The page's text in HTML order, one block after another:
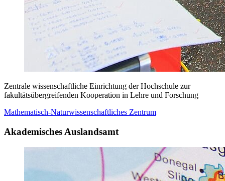
Zentrale wissenschaftliche Einrichtung der Hochschule zur
fakultätsübergreifenden Kooperation in Lehre und Forschung
Mathematisch-Natur­wissenschaftliches Zentrum
Akademisches Auslandsamt